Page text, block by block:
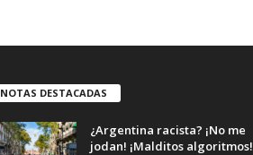
NOTAS DESTACADAS
¿Argentina racista? ¡No me
jodan! ¡Malditos algoritmos!